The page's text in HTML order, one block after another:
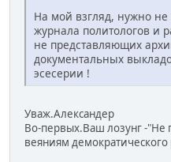
На мой взгляд, нужно
журнала политологов и
не представляющих
документальных
эсесерии !
Уваж.Александер
Во-первых.Ваш лозунг -"Не
веяниям